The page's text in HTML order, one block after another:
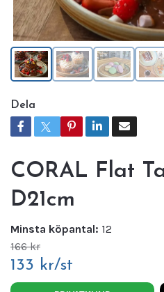
Dela
CORAL Flat
D21cm
Minsta köpantal: 12
166 kr
133 kr/st